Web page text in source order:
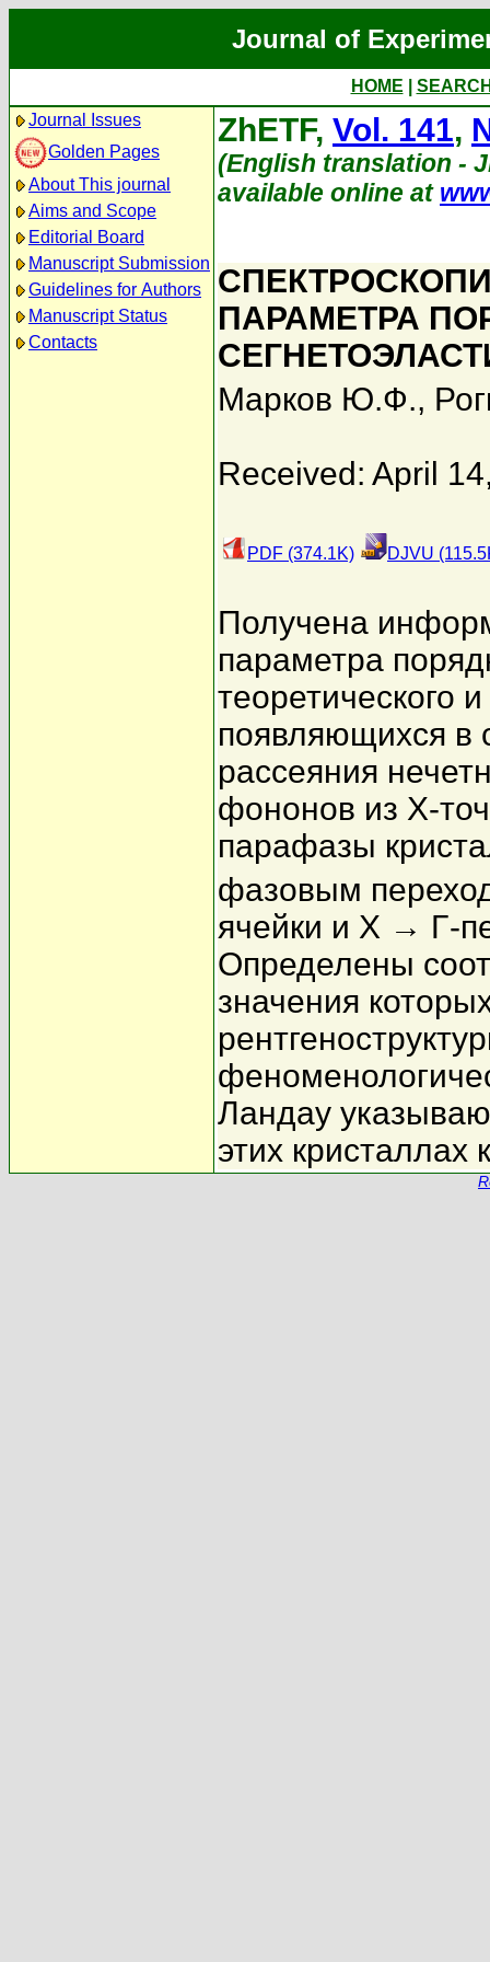
Journal of
HOME
Journal Issues
Golden Pages
About This journal
Aims and Scope
Editorial Board
Manuscript Submission
Guidelines for Authors
Manuscript Status
Contacts
ZhETF, Vol. 141,
(English translation -
available online at
ПАРАМЕТРА
Марков Ю.Ф.,
Received: April
PDF (374.1K) DJVU
Получена
параметра
теоретического
появляющихся в
рассеяния
фононов из X-
парафазы
фазовым
ячейки и X → Γ-
Определены
значения
Ландау
этих кристаллах